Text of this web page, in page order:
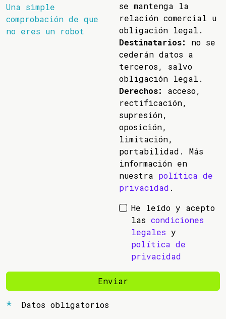
Una simple
comprobación de que
no eres un robot
se mantenga la
relación comercial u
obligación legal.
Destinatarios:
no se
cederán datos a
terceros, salvo
obligación legal.
Derechos:
acceso,
rectificación,
supresión,
oposición,
limitación,
portabilidad. Más
información en
nuestra política de
privacidad .
He leído y acepto
las condiciones
legales y
política de
privacidad
Enviar
Datos obligatorios